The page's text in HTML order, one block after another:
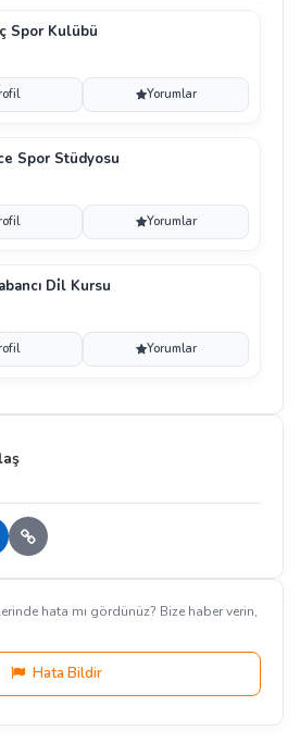
Spor Kulübü
Yorumlar
Spor Stüdyosu
Yorumlar
Di̇l Kursu
Yorumlar
hata mı gördünüz? Bize haber verin,
Hata Bildir